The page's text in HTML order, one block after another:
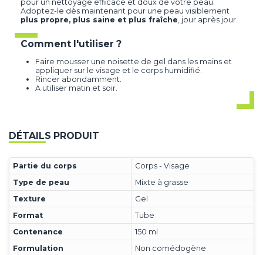
pour un nettoyage efficace et doux de votre peau.
Adoptez-le dès maintenant pour une peau visiblement
plus propre, plus saine et plus fraîche , jour après jour.
Comment l'utiliser ?
Faire mousser une noisette de gel dans les mains et
appliquer sur le visage et le corps humidifié.
Rincer abondamment.
A utiliser matin et soir.
DÉTAILS PRODUIT
Partie du corps
Corps - Visage
Type de peau
Mixte à grasse
Texture
Gel
Format
Tube
Contenance
150 ml
Formulation
Non comédogène